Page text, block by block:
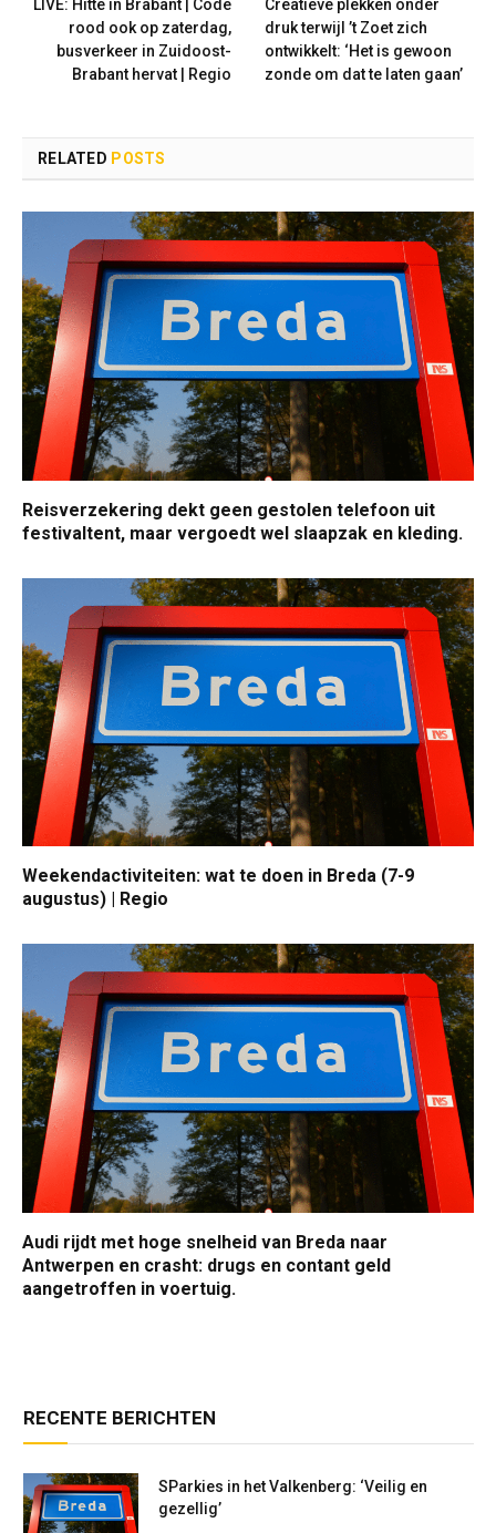
LIVE: Hitte in Brabant | Code
rood ook op zaterdag,
busverkeer in Zuidoost-
Brabant hervat | Regio
Creatieve plekken onder
druk terwijl ’t Zoet zich
ontwikkelt: ‘Het is gewoon
zonde om dat te laten gaan’
RELATED POSTS
Reisverzekering dekt geen gestolen telefoon uit
festivaltent, maar vergoedt wel slaapzak en kleding.
Weekendactiviteiten: wat te doen in Breda (7-9
augustus) | Regio
Audi rijdt met hoge snelheid van Breda naar
Antwerpen en crasht: drugs en contant geld
aangetroffen in voertuig.
RECENTE BERICHTEN
SParkies in het Valkenberg: ‘Veilig en
gezellig’